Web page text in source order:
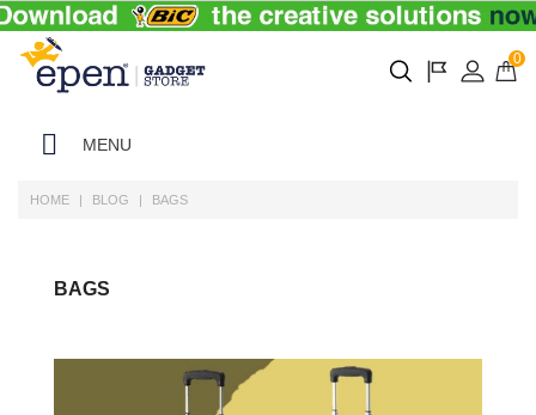
0
MENU
HOME BLOG BAGS
BAGS